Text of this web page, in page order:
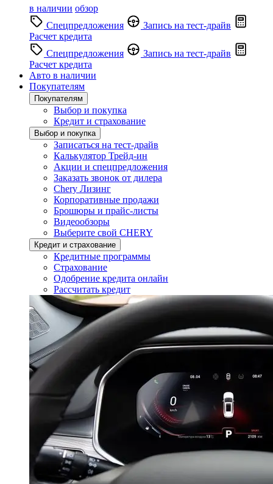
в наличии обзор
Спецпредложения
Запись на тест-драйв
Расчет кредита
Спецпредложения
Запись на тест-драйв
Расчет кредита
Авто в наличии
Покупателям
Покупателям
Выбор и покупка
Кредит и страхование
Выбор и покупка
Записаться на тест-драйв
Калькулятор Трейд-ин
Акции и спецпредложения
Заказать звонок от дилера
Chery Лизинг
Корпоративные продажи
Брошюры и прайс-листы
Видеообзоры
Выберите свой CHERY
Кредит и страхование
Кредитные программы
Страхование
Одобрение кредита онлайн
Рассчитать кредит